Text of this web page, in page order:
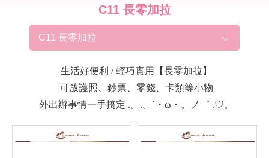
C11 長零加拉
C11 長零加拉
生活好便利 / 輕巧實用【長零加拉】
可放護照、鈔票、零錢、卡類等小物
外出辦事情一手搞定 .。.。´・ω・。ノ゛ .♡。